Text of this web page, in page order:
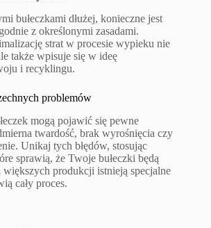
bułeczkami dłużej, konieczne jest
z określonymi zasadami.
strat w procesie wypieku nie
także wpisuje się w ideę
i recyklingu.
problemów
mogą pojawić się pewne
twardość, brak wyrośnięcia czy
Unikaj tych błędów, stosując
sprawią, że Twoje bułeczki będą
większych produkcji istnieją specjalne
cały proces.